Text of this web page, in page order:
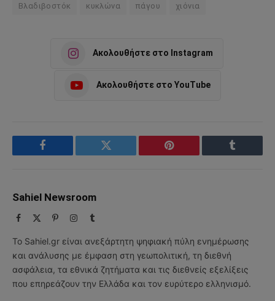
Βλαδιβοστόκ κυκλώνα πάγου χιόνια
Ακολουθήστε στο Instagram
Ακολουθήστε στο YouTube
Facebook Twitter Pinterest Tumblr
Sahiel Newsroom
Facebook PinterestInstagram
Tumblr
Το Sahiel.gr είναι ανεξάρτητη ψηφιακή πύλη ενημέρωσης
και ανάλυσης με έμφαση στη γεωπολιτική, τη διεθνή
ασφάλεια, τα εθνικά ζητήματα και τις διεθνείς εξελίξεις
που επηρεάζουν την Ελλάδα και τον ευρύτερο ελληνισμό.